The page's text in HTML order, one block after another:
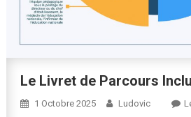
Le Livret de Parcours
1 Octobre 2025 Ludovic